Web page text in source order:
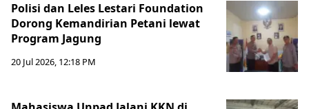
Polisi dan Leles Lestari Foundation
Dorong Kemandirian Petani lewat
Program Jagung
20 Jul 2026, 12:18 PM